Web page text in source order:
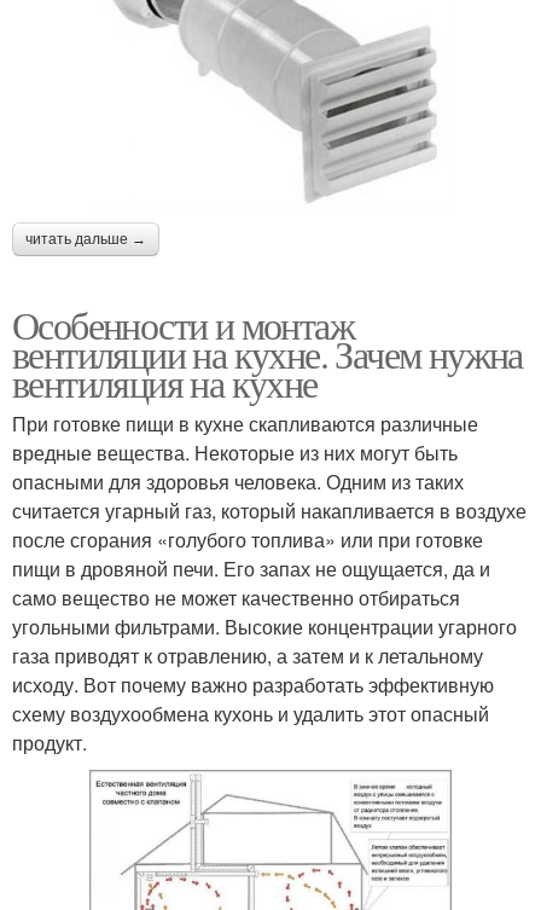
читать дальше →
Особенности и монтаж
вентиляции на кухне. Зачем нужна
вентиляция на кухне
При готовке пищи в кухне скапливаются различные
вредные вещества. Некоторые из них могут быть
опасными для здоровья человека. Одним из таких
считается угарный газ, который накапливается в воздухе
после сгорания «голубого топлива» или при готовке
пищи в дровяной печи. Его запах не ощущается, да и
само вещество не может качественно отбираться
угольными фильтрами. Высокие концентрации угарного
газа приводят к отравлению, а затем и к летальному
исходу. Вот почему важно разработать эффективную
схему воздухообмена кухонь и удалить этот опасный
продукт.